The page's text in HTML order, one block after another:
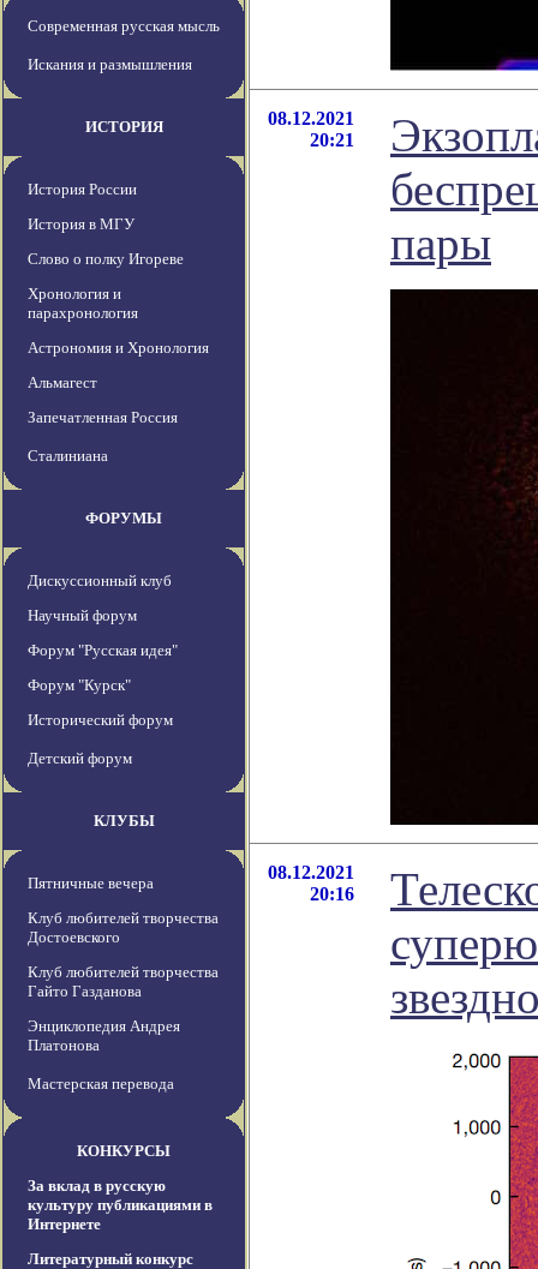
Современная русская мысль
Искания и размышления
ИСТОРИЯ
История России
История в МГУ
Слово о полку Игореве
Хронология и
парахронология
Астрономия и Хронология
Альмагест
Запечатленная Россия
Сталиниана
ФОРУМЫ
Дискуссионный клуб
Научный форум
Форум "Русская идея"
Форум "Курск"
Исторический форум
Детский форум
КЛУБЫ
Пятничные вечера
Клуб любителей творчества
Достоевского
Клуб любителей творчества
Гайто Газданова
Энциклопедия Андрея
Платонова
Мастерская перевода
КОНКУРСЫ
За вклад в русскую
культуру публикациями в
Интернете
Литературный конкурс
08.12.2021
20:21
пары
08.12.2021
20:16